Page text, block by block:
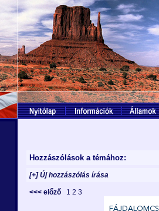
Hozzászólások a témához:
[+] Új hozzászólás írása
<<< előző 1 2 3